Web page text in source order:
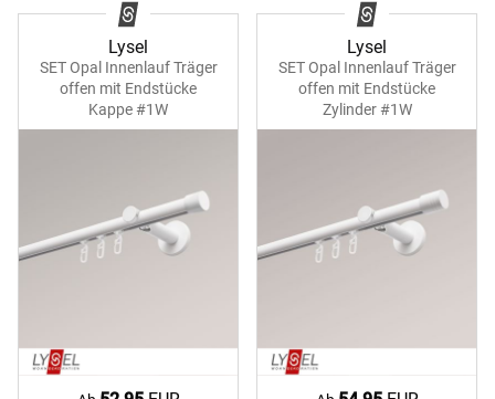
Lysel
SET Opal Innenlauf Träger
offen mit Endstücke
Kappe #1W
Lysel
SET Opal Innenlauf Träger
offen mit Endstücke
Zylinder #1W